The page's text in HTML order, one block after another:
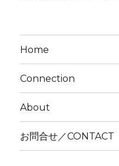
Home
Connection
About
お問合せ／CONTACT